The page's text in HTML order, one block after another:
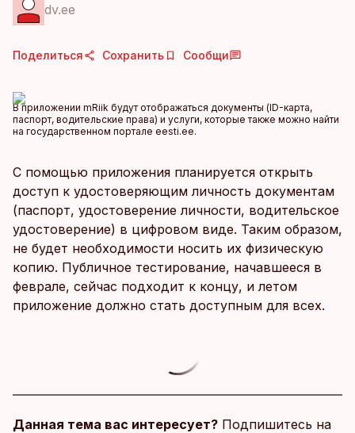
dv.ee
Поделиться Сохранить Сообщи
В приложении mRiik будут отображаться документы (ID-карта,
паспорт, водительские права) и услуги, которые также можно найти
на государственном портале eesti.ee.
С помощью приложения планируется открыть
доступ к удостоверяющим личность документам
(паспорт, удостоверение личности, водительское
удостоверение) в цифровом виде. Таким образом,
не будет необходимости носить их физическую
копию. Публичное тестирование, начавшееся в
феврале, сейчас подходит к концу, и летом
приложение должно стать доступным для всех.
Данная тема вас интересует? Подпишитесь на